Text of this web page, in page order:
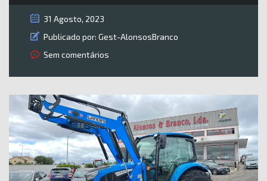
31 Agosto, 2023
Publicado por: Gest-AlonsosBranco
Sem comentários